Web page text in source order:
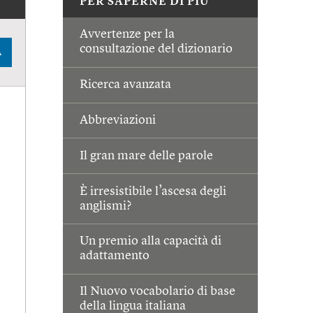
Avvertenze per la
consultazione del dizionario
Ricerca avanzata
Abbreviazioni
Il gran mare delle parole
È irresistibile l’ascesa degli
anglismi?
Un premio alla capacità di
adattamento
Il Nuovo vocabolario di base
della lingua italiana